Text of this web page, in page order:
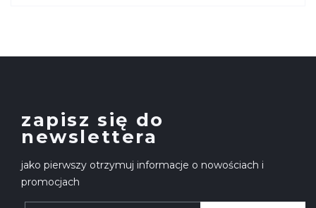
zapisz się do
newslettera
jako pierwszy otrzymuj informacje o nowościach i
promocjach